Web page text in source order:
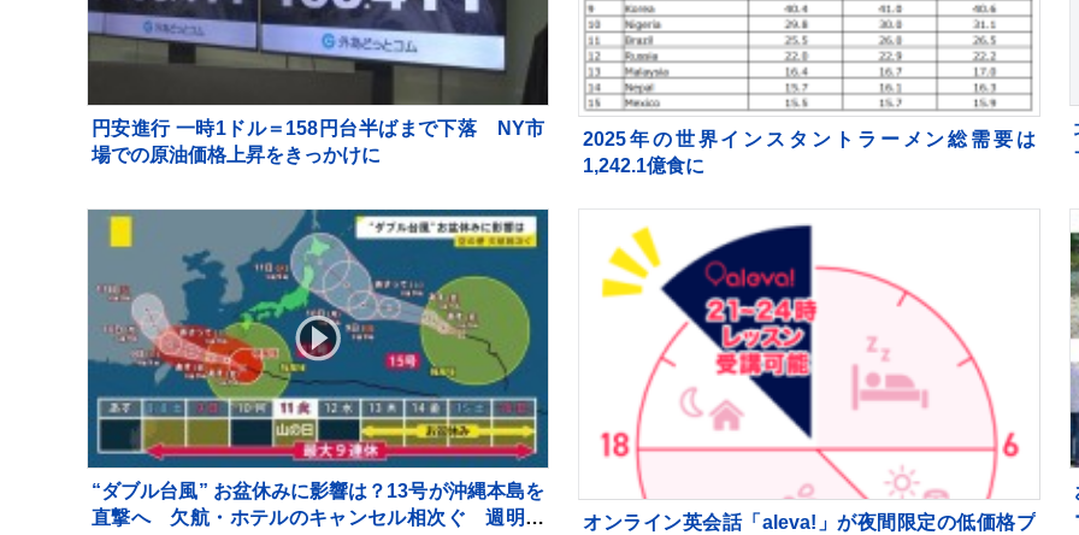
円安進行 一時1ドル＝158円台半ばまで下落 NY市
場での原油価格上昇をきっかけに
2025年の世界インスタントラーメン総需要は
1,242.1億食に
“ダブル台風” お盆休みに影響は？13号が沖縄本島を
直撃へ 欠航・ホテルのキャンセル相次ぐ 週明け
オンライン英会話「aleva!」が夜間限定の低価格プ